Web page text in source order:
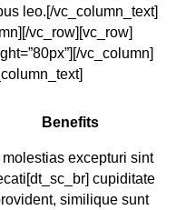
leo.[/vc_column_text]
vc_row][vc_row]
vc_column]
Benefits
molestias excepturi sint
cupiditate
similique sunt